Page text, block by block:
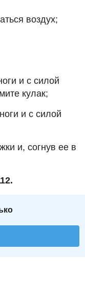
воздух;
и с силой
кулак;
и с силой
и, согнув ее в